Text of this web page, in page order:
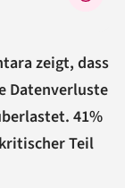
zeigt, dass
Datenverluste
41%
Teil